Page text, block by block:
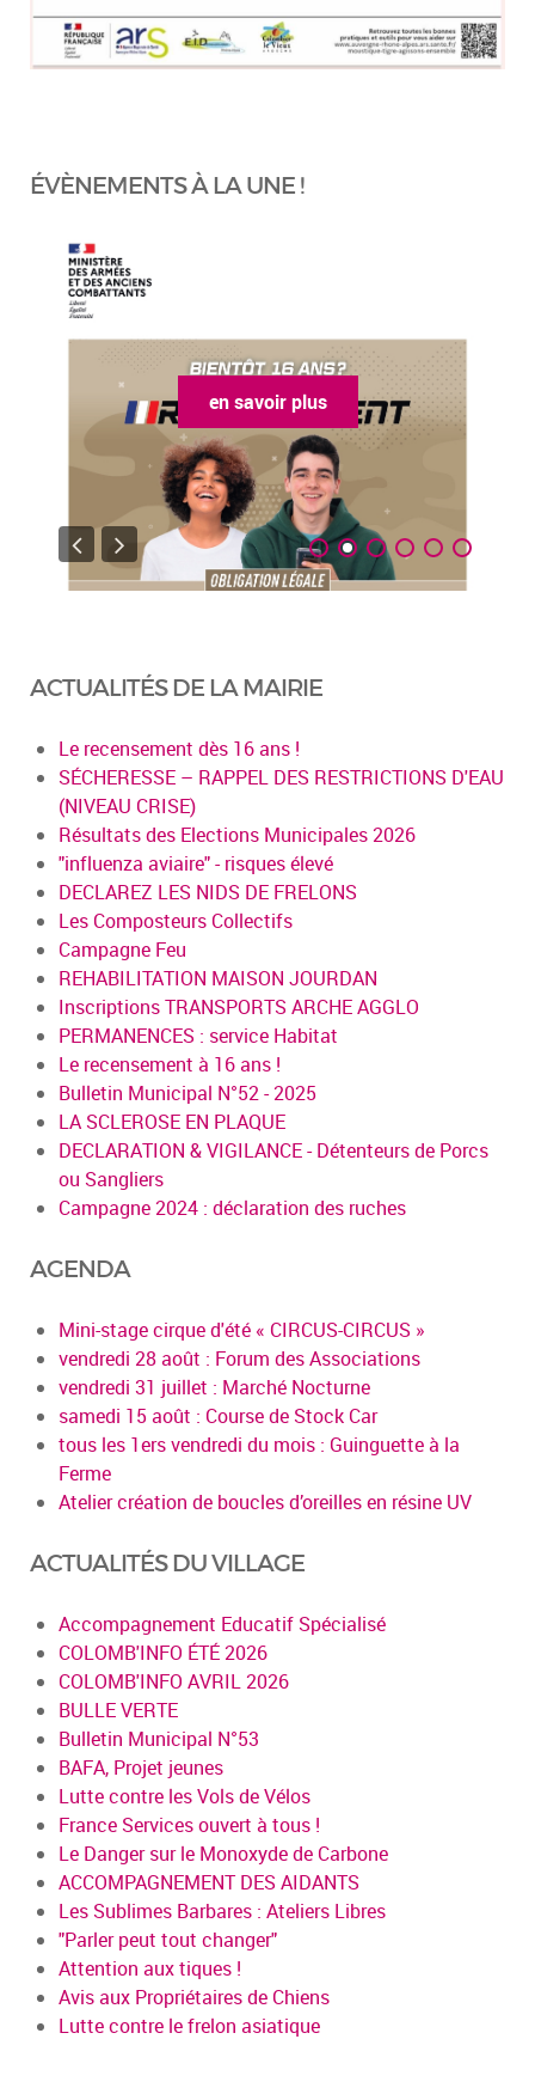
ÉVÈNEMENTS À LA UNE !
en savoir plus
ACTUALITÉS DE LA MAIRIE
Le recensement dès 16 ans !
SÉCHERESSE – RAPPEL DES RESTRICTIONS D'EAU
(NIVEAU CRISE)
Résultats des Elections Municipales 2026
"influenza aviaire" - risques élevé
DECLAREZ LES NIDS DE FRELONS
Les Composteurs Collectifs
Campagne Feu
REHABILITATION MAISON JOURDAN
Inscriptions TRANSPORTS ARCHE AGGLO
PERMANENCES : service Habitat
Le recensement à 16 ans !
Bulletin Municipal N°52 - 2025
LA SCLEROSE EN PLAQUE
DECLARATION & VIGILANCE - Détenteurs de Porcs
ou Sangliers
Campagne 2024 : déclaration des ruches
AGENDA
Mini-stage cirque d'été « CIRCUS-CIRCUS »
vendredi 28 août : Forum des Associations
vendredi 31 juillet : Marché Nocturne
samedi 15 août : Course de Stock Car
tous les 1ers vendredi du mois : Guinguette à la
Ferme
Atelier création de boucles d’oreilles en résine UV
ACTUALITÉS DU VILLAGE
Accompagnement Educatif Spécialisé
COLOMB'INFO ÉTÉ 2026
COLOMB'INFO AVRIL 2026
BULLE VERTE
Bulletin Municipal N°53
BAFA, Projet jeunes
Lutte contre les Vols de Vélos
France Services ouvert à tous !
Le Danger sur le Monoxyde de Carbone
ACCOMPAGNEMENT DES AIDANTS
Les Sublimes Barbares : Ateliers Libres
"Parler peut tout changer"
Attention aux tiques !
Avis aux Propriétaires de Chiens
Lutte contre le frelon asiatique